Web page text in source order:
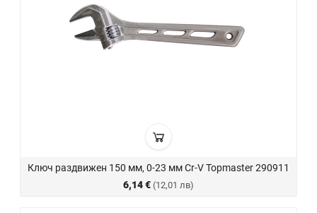
Ключ раздвижен 150 мм, 0-23 мм Cr-V Topmaster 290911
6,14 € (12,01 лв)